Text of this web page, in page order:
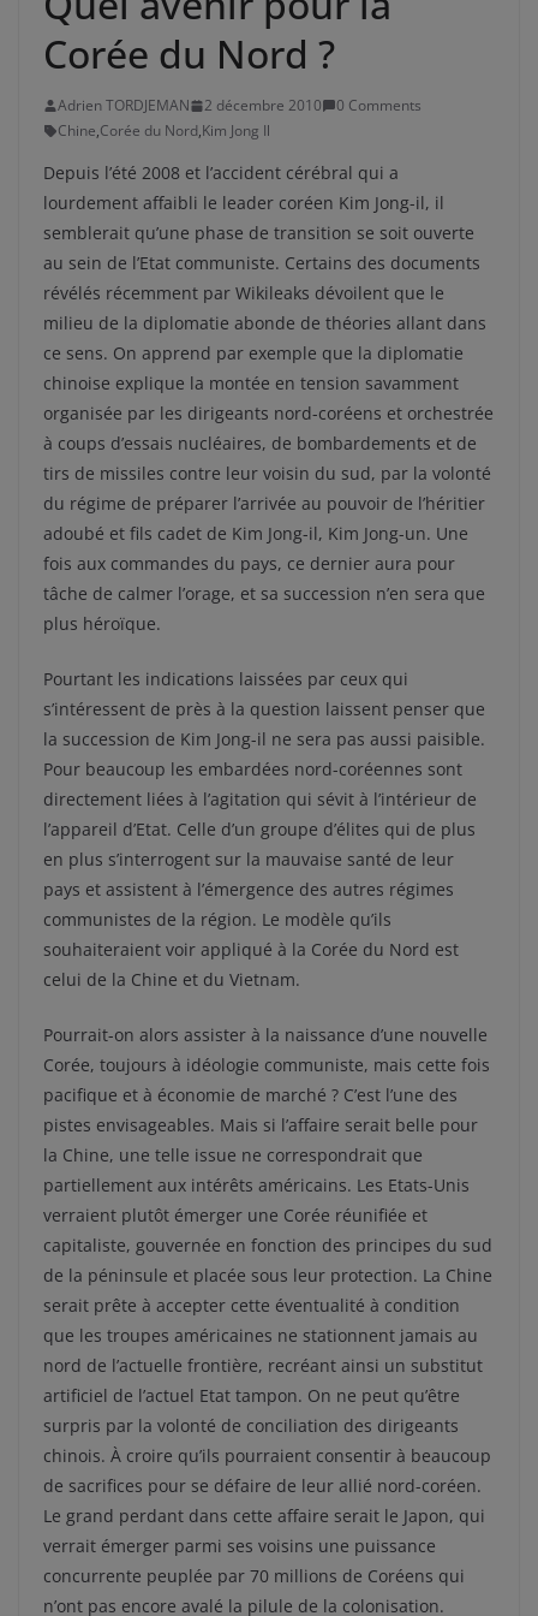
Corée du Nord ?
Adrien TORDJEMAN 2 décembre 2010
0 Comments
Chine,Corée du Nord,Kim Jong Il
Depuis l’été 2008 et l’accident cérébral qui a
lourdement affaibli le leader coréen Kim Jong-il, il
semblerait qu’une phase de transition se soit ouverte
au sein de l’Etat communiste. Certains des documents
révélés récemment par Wikileaks dévoilent que le
milieu de la diplomatie abonde de théories allant dans
ce sens. On apprend par exemple que la diplomatie
chinoise explique la montée en tension savamment
organisée par les dirigeants nord-coréens et orchestrée
à coups d’essais nucléaires, de bombardements et de
tirs de missiles contre leur voisin du sud, par la volonté
du régime de préparer l’arrivée au pouvoir de l’héritier
adoubé et fils cadet de Kim Jong-il, Kim Jong-un. Une
fois aux commandes du pays, ce dernier aura pour
tâche de calmer l’orage, et sa succession n’en sera que
plus héroïque.
Pourtant les indications laissées par ceux qui
s’intéressent de près à la question laissent penser que
la succession de Kim Jong-il ne sera pas aussi paisible.
Pour beaucoup les embardées nord-coréennes sont
directement liées à l’agitation qui sévit à l’intérieur de
l’appareil d’Etat. Celle d’un groupe d’élites qui de plus
en plus s’interrogent sur la mauvaise santé de leur
pays et assistent à l’émergence des autres régimes
communistes de la région. Le modèle qu’ils
souhaiteraient voir appliqué à la Corée du Nord est
celui de la Chine et du Vietnam.
Pourrait-on alors assister à la naissance d’une nouvelle
Corée, toujours à idéologie communiste, mais cette fois
pacifique et à économie de marché ? C’est l’une des
pistes envisageables. Mais si l’affaire serait belle pour
la Chine, une telle issue ne correspondrait que
partiellement aux intérêts américains. Les Etats-Unis
verraient plutôt émerger une Corée réunifiée et
capitaliste, gouvernée en fonction des principes du sud
de la péninsule et placée sous leur protection. La Chine
serait prête à accepter cette éventualité à condition
que les troupes américaines ne stationnent jamais au
nord de l’actuelle frontière, recréant ainsi un substitut
artificiel de l’actuel Etat tampon. On ne peut qu’être
surpris par la volonté de conciliation des dirigeants
chinois. À croire qu’ils pourraient consentir à beaucoup
de sacrifices pour se défaire de leur allié nord-coréen.
Le grand perdant dans cette affaire serait le Japon, qui
verrait émerger parmi ses voisins une puissance
concurrente peuplée par 70 millions de Coréens qui
n’ont pas encore avalé la pilule de la colonisation.